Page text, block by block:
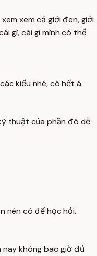
xem cả giới đen, giới
gì, cái gì mình có thể
kiểu nhé, có hết á.
thuật của phần đó dễ
nên có để học hỏi.
không bao giờ đủ